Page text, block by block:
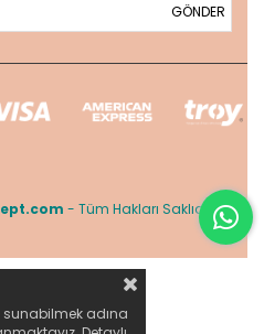
GÖNDER
- Tüm Hakları Saklıdır.
sunabilmek adına